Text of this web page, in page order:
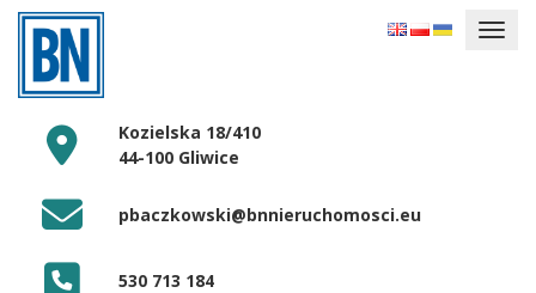
Kozielska 18/410
44-100 Gliwice
pbaczkowski@bnnieruchomosci.eu
530 713 184